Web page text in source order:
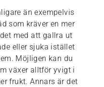
än exempelvis
som kräver en mer
med att gallra ut
eller sjuka istället
Möjligen kan du
växer alltför yvigt i
frukt. Annars är det